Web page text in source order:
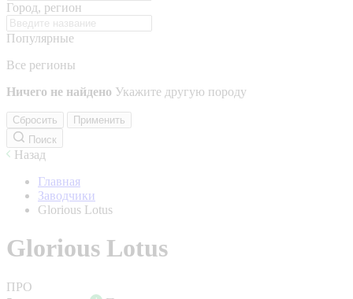
Город, регион
Популярные
Все регионы
Ничего не найдено Укажите другую породу
Сбросить
Применить
Поиск
Назад
Главная
Заводчики
Glorious Lotus
Glorious Lotus
ПРО